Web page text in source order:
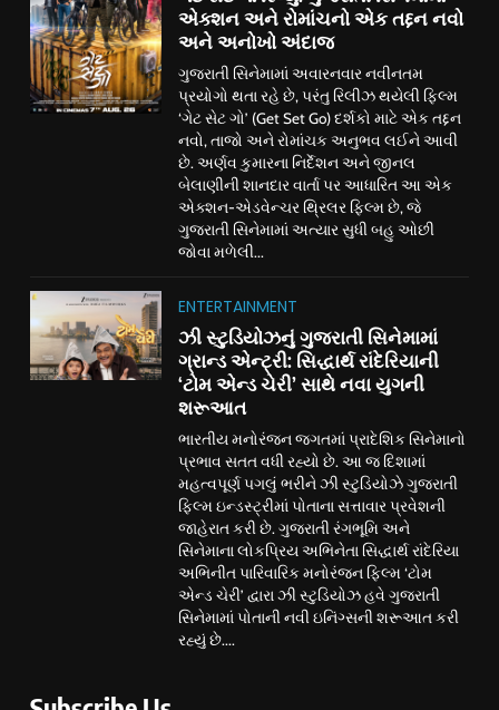
એક્શન અને રોમાંચનો એક તદ્દન નવો
અને અનોખો અંદાજ
ગુજરાતી સિનેમામાં અવારનવાર નવીનતમ
પ્રયોગો થતા રહે છે, પરંતુ રિલીઝ થયેલી ફિલ્મ
‘ગેટ સેટ ગો’ (Get Set Go) દર્શકો માટે એક તદ્દન
નવો, તાજો અને રોમાંચક અનુભવ લઈને આવી
છે. અર્ણવ કુમારના નિર્દેશન અને જીનલ
બેલાણીની શાનદાર વાર્તા પર આધારિત આ એક
એક્શન-એડવેન્ચર થ્રિલર ફિલ્મ છે, જે
ગુજરાતી સિનેમામાં અત્યાર સુધી બહુ ઓછી
જોવા મળેલી...
ENTERTAINMENT
ઝી સ્ટુડિયોઝનું ગુજરાતી સિનેમામાં
ગ્રાન્ડ એન્ટ્રી: સિદ્ધાર્થ રાંદેરિયાની
‘ટોમ એન્ડ ચેરી’ સાથે નવા યુગની
શરૂઆત
ભારતીય મનોરંજન જગતમાં પ્રાદેશિક સિનેમાનો
પ્રભાવ સતત વધી રહ્યો છે. આ જ દિશામાં
મહત્વપૂર્ણ પગલું ભરીને ઝી સ્ટુડિયોઝે ગુજરાતી
ફિલ્મ ઇન્ડસ્ટ્રીમાં પોતાના સત્તાવાર પ્રવેશની
જાહેરાત કરી છે. ગુજરાતી રંગભૂમિ અને
સિનેમાના લોકપ્રિય અભિનેતા સિદ્ધાર્થ રાંદેરિયા
અભિનીત પારિવારિક મનોરંજન ફિલ્મ ‘ટોમ
એન્ડ ચેરી’ દ્વારા ઝી સ્ટુડિયોઝ હવે ગુજરાતી
સિનેમામાં પોતાની નવી ઇનિંગ્સની શરૂઆત કરી
રહ્યું છે....